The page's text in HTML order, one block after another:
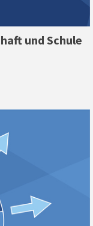
und Schule